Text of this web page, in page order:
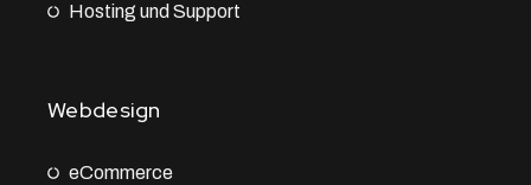
Hosting und Support
Webdesign
eCommerce